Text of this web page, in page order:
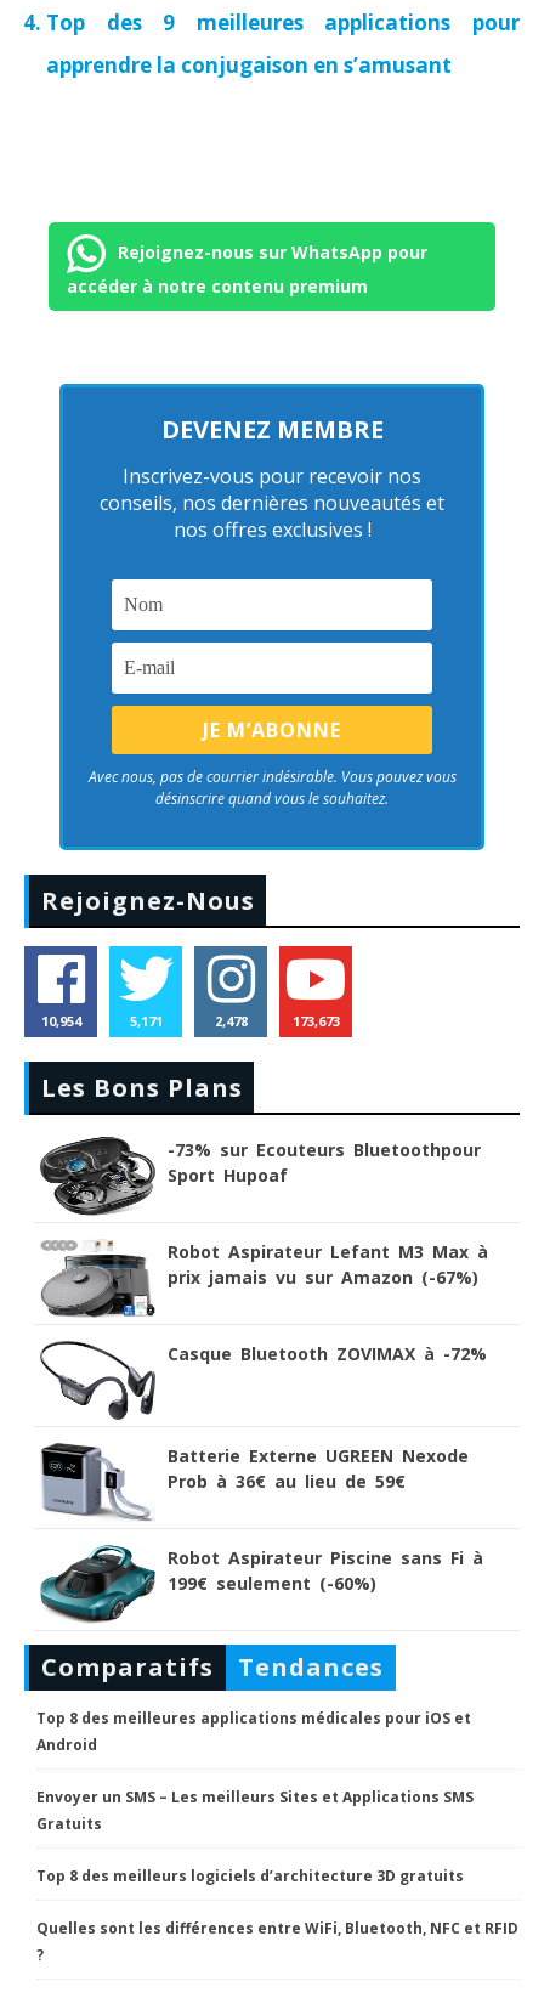
Top des 9 meilleures applications pour
apprendre la conjugaison en s’amusant
Rejoignez-nous sur WhatsApp pour
accéder à notre contenu premium
DEVENEZ MEMBRE
Inscrivez-vous pour recevoir nos
conseils, nos dernières nouveautés et
nos offres exclusives !
Avec nous, pas de courrier indésirable. Vous pouvez vous
désinscrire quand vous le souhaitez.
Rejoignez-Nous
10,954 5,171 2,478 173,673
Les Bons Plans
-73% sur Ecouteurs Bluetoothpour
Sport Hupoaf
Robot Aspirateur Lefant M3 Max à
prix jamais vu sur Amazon (-67%)
Casque Bluetooth ZOVIMAX à -72%
Batterie Externe UGREEN Nexode
Prob à 36€ au lieu de 59€
Robot Aspirateur Piscine sans Fi à
199€ seulement (-60%)
Comparatifs Tendances
Top 8 des meilleures applications médicales pour iOS et
Android
Envoyer un SMS – Les meilleurs Sites et Applications SMS
Gratuits
Top 8 des meilleurs logiciels d’architecture 3D gratuits
Quelles sont les différences entre WiFi, Bluetooth, NFC et RFID
?